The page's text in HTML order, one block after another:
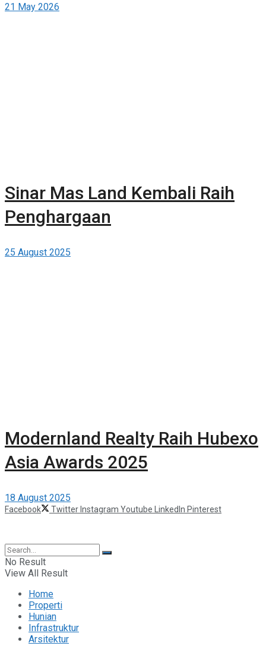
Gratis di Berita-Properti.com
21 May 2026
Sinar Mas Land Kembali Raih
Penghargaan
25 August 2025
Modernland Realty Raih Hubexo
Asia Awards 2025
18 August 2025
Facebook Twitter Instagram Youtube LinkedIn Pinterest
No Result
View All Result
Home
Properti
Hunian
Infrastruktur
Arsitektur